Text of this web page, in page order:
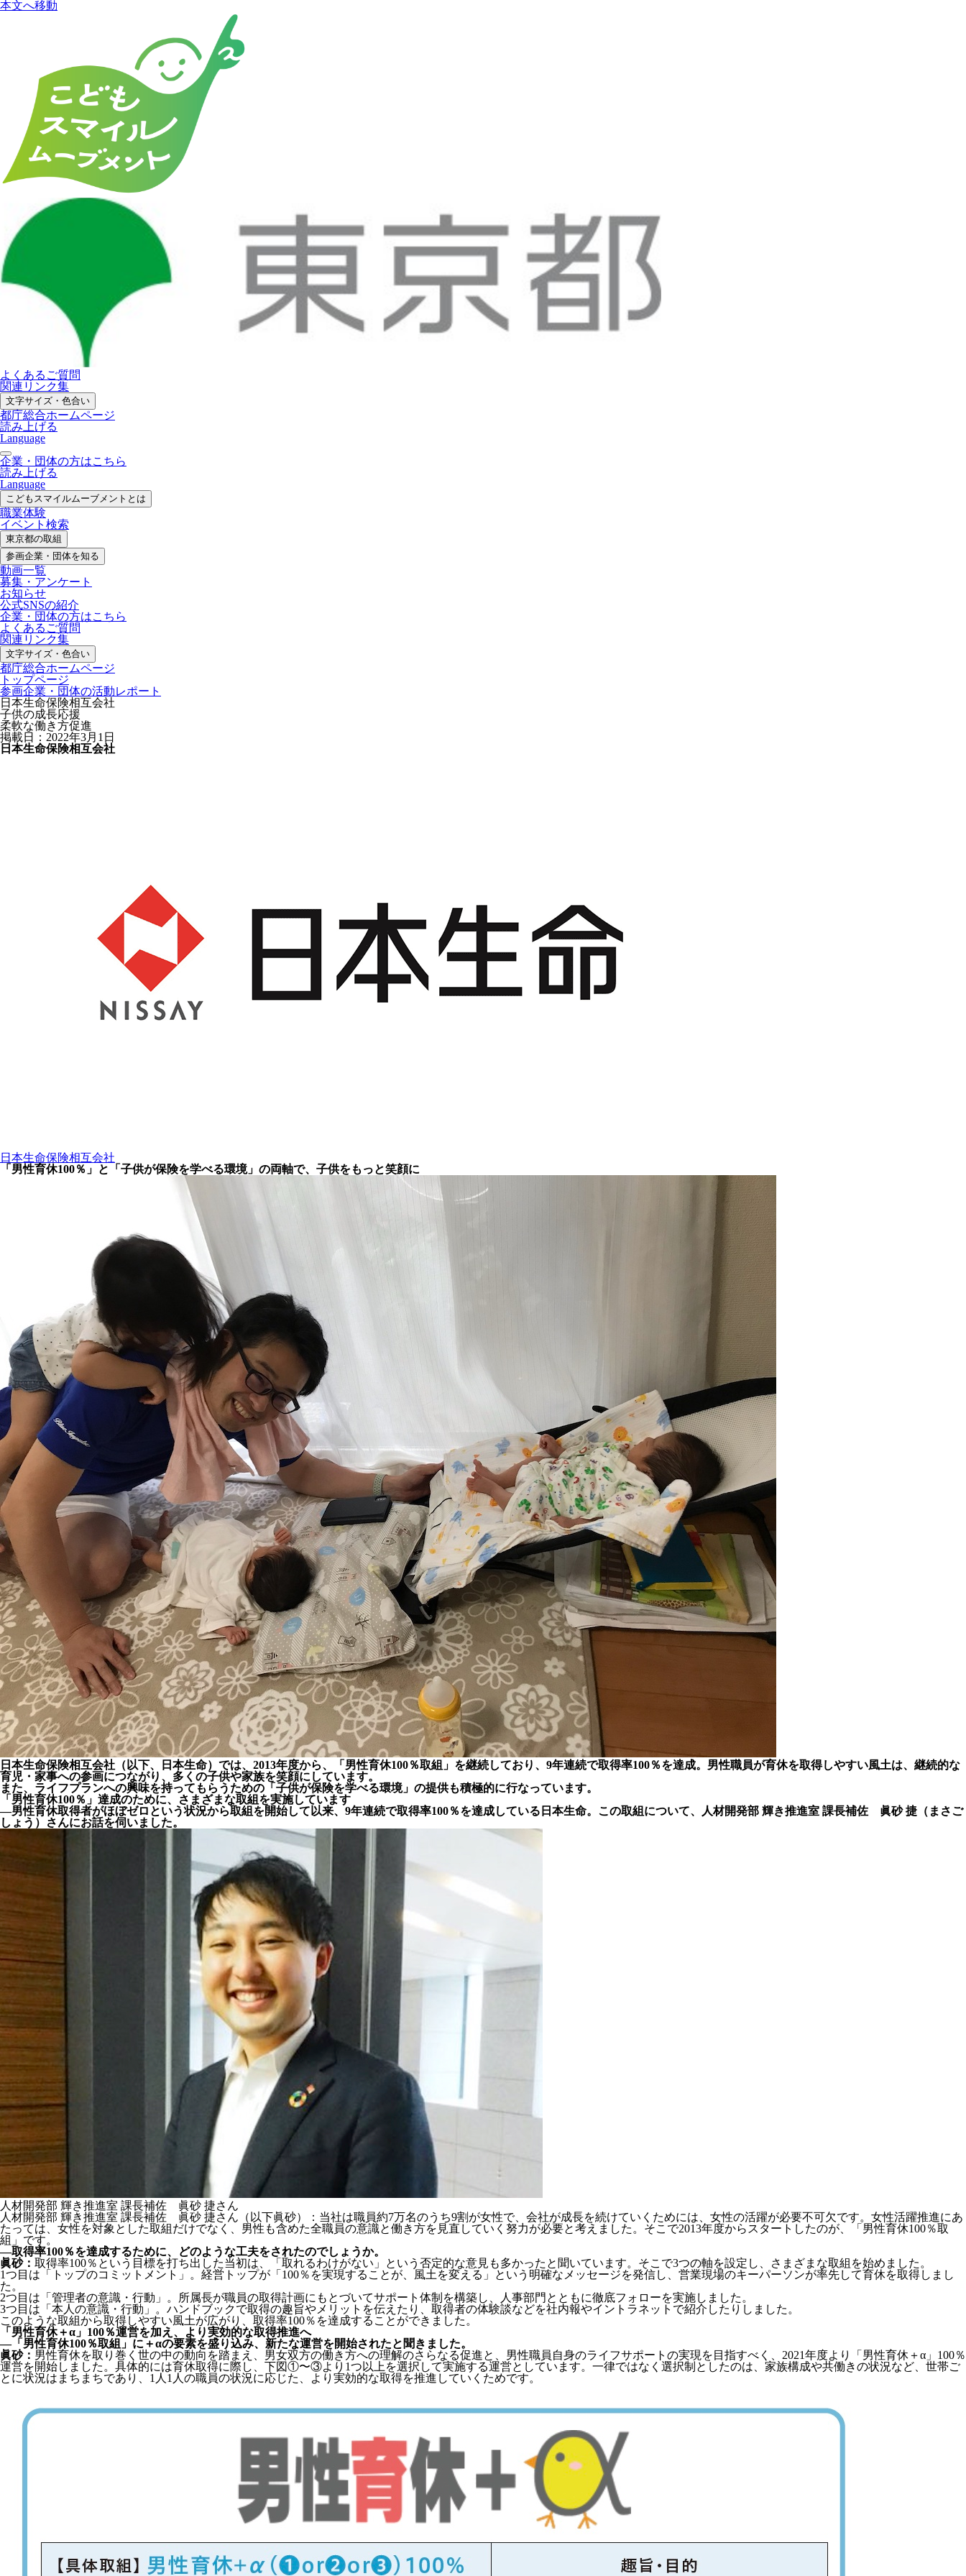
本文へ移動
よくあるご質問
関連リンク集
文字サイズ・色合い
都庁総合ホームページ
読み上げる
Language
企業・団体の方はこちら
読み上げる
Language
こどもスマイルムーブメントとは
職業体験
イベント検索
東京都の取組
参画企業・ 団体を知る
動画一覧
募集・ アンケート
お知らせ
公式SNSの紹介
企業・団体の方はこちら
よくあるご質問
関連リンク集
文字サイズ・色合い
都庁総合ホームページ
トップページ
参画企業・団体の活動レポート
日本生命保険相互会社
子供の成長応援
柔軟な働き方促進
掲載日：2022年3月1日
日本生命保険相互会社
日本生命保険相互会社
「男性育休100％」と「子供が保険を学べる環境」の両軸で、子供をもっと笑顔に
日本生命保険相互会社（以下、日本生命）では、2013年度から、「男性育休100％取組」を継続しており、9年連続で取得率100％を達成。男性職員が育休を取得しやすい風土は、継続的な
育児・家事への参画につながり、多くの子供や家族を笑顔にしています。
また、ライフプランへの興味を持ってもらうための「子供が保険を学べる環境」の提供も積極的に行なっています。
「男性育休100％」達成のために、さまざまな取組を実施しています
―男性育休取得者がほぼゼロという状況から取組を開始して以来、9年連続で取得率100％を達成している日本生命。この取組について、人材開発部 輝き推進室 課長補佐 眞砂 捷（まさご
しょう）さんにお話を伺いました。
人材開発部 輝き推進室 課長補佐 眞砂 捷さん
人材開発部 輝き推進室 課長補佐 眞砂 捷さん（以下眞砂）：当社は職員約7万名のうち9割が女性で、会社が成長を続けていくためには、女性の活躍が必要不可欠です。女性活躍推進にあ
たっては、女性を対象とした取組だけでなく、男性も含めた全職員の意識と働き方を見直していく努力が必要と考えました。そこで2013年度からスタートしたのが、「男性育休100％取
組」です。
―取得率100％を達成するために、どのような工夫をされたのでしょうか。
眞砂： 取得率100％という目標を打ち出した当初は、「取れるわけがない」という否定的な意見も多かったと聞いています。そこで3つの軸を設定し、さまざまな取組を始めました。
1つ目は「トップのコミットメント」。経営トップが「100％を実現することが、風土を変える」という明確なメッセージを発信し、営業現場のキーパーソンが率先して育休を取得しまし
た。
2つ目は「管理者の意識・行動」。所属長が職員の取得計画にもとづいてサポート体制を構築し、人事部門とともに徹底フォローを実施しました。
3つ目は「本人の意識・行動」。ハンドブックで取得の趣旨やメリットを伝えたり、取得者の体験談などを社内報やイントラネットで紹介したりしました。
このような取組から取得しやすい風土が広がり、取得率100％を達成することができました。
「男性育休＋α」100％運営を加え、より実効的な取得推進へ
―「男性育休100％取組」に＋αの要素を盛り込み、新たな運営を開始されたと聞きました。
眞砂： 男性育休を取り巻く世の中の動向を踏まえ、男女双方の働き方への理解のさらなる促進と、男性職員自身のライフサポートの実現を目指すべく、2021年度より「男性育休＋α」100％
運営を開始しました。具体的には育休取得に際し、下図①〜③より1つ以上を選択して実施する運営としています。一律ではなく選択制としたのは、家族構成や共働きの状況など、世帯ご
とに状況はまちまちであり、1人1人の職員の状況に応じた、より実効的な取得を推進していくためです。